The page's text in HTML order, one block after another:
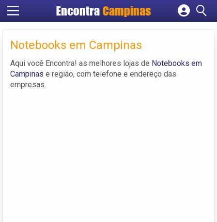
Encontra Campinas
Cadastrar empresa
Criar conta
Notebooks em Campinas
Aqui você Encontra! as melhores lojas de Notebooks em
Campinas e região, com telefone e endereço das
empresas.